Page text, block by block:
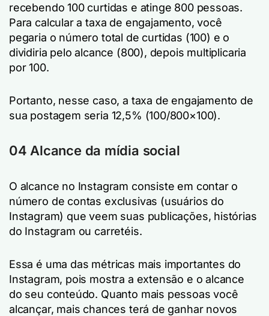
recebendo 100 curtidas e atinge 800 pessoas.
Para calcular a taxa de engajamento, você
pegaria o número total de curtidas (100) e o
dividiria pelo alcance (800), depois multiplicaria
por 100.
Portanto, nesse caso, a taxa de engajamento de
sua postagem seria 12,5% (100/800×100).
04 Alcance da mídia social
O alcance no Instagram consiste em contar o
número de contas exclusivas (usuários do
Instagram) que veem suas publicações, histórias
do Instagram ou carretéis.
Essa é uma das métricas mais importantes do
Instagram, pois mostra a extensão e o alcance
do seu conteúdo. Quanto mais pessoas você
alcançar, mais chances terá de ganhar novos